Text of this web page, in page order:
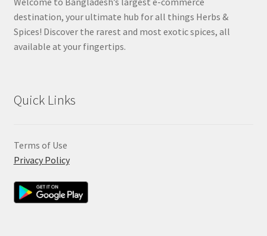
destination, your ultimate hub for all things Herbs &
Spices! Discover the rarest and most exotic spices, all
available at your fingertips.
Quick Links
Terms of Use
Privacy Policy